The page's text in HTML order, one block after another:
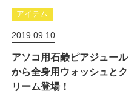
アイテム
2019.09.10
アソコ用石鹸ピアジュール
から全身用ウォッシュとク
リーム登場！